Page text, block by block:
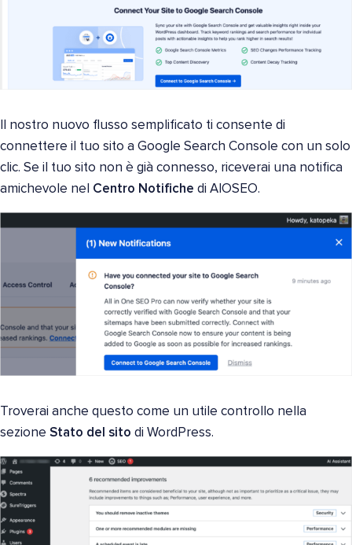
Il nostro nuovo flusso semplificato ti consente di
connettere il tuo sito a Google Search Console con un solo
clic. Se il tuo sito non è già connesso, riceverai una notifica
amichevole nel Centro Notifiche di AIOSEO.
Troverai anche questo come un utile controllo nella
sezione Stato del sito di WordPress.